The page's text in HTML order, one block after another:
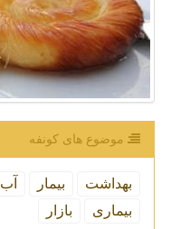
موضوع های كونفه
بهداشت بیمار آب
بیماری
بازار